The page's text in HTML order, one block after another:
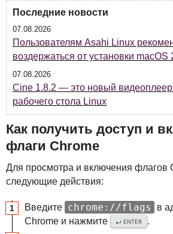
Последние новости
07.08.2026
Пользователям Asahi Linux
воздержаться от установки macOS
07.08.2026
Cine 1.8.2 — это новый видеоплеер
рабочего стола Linux
Как получить доступ и
флаги Chrome
Для просмотра и включения флагов
следующие действия:
Введите chrome://flags
в
Chrome и нажмите
↵ ENTER
.